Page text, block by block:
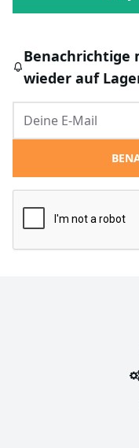
Benachrichtige
wieder auf